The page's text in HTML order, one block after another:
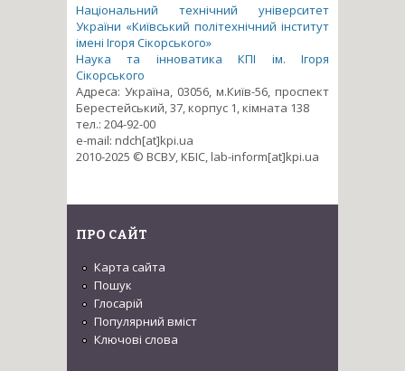
Національний технічний університет
України «Київський політехнічний інститут
імені Ігоря Сікорського»
Наука та інноватика КПІ ім. Ігоря
Сікорського
Адреса: Україна, 03056, м.Київ-56, проспект
Берестейський, 37, корпус 1, кімната 138
тел.: 204-92-00
e-mail: ndch[at]kpi.ua
2010-2025 © ВСВУ, КБІС, lab-inform[at]kpi.ua
ПРО САЙТ
Карта сайта
Пошук
Глосарій
Популярний вміст
Ключові слова